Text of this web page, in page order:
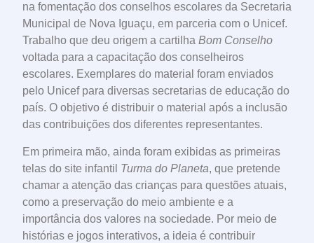
na fomentação dos conselhos escolares da Secretaria
Municipal de Nova Iguaçu, em parceria com o Unicef.
Trabalho que deu origem a cartilha Bom Conselho
voltada para a capacitação dos conselheiros
escolares. Exemplares do material foram enviados
pelo Unicef para diversas secretarias de educação do
país. O objetivo é distribuir o material após a inclusão
das contribuições dos diferentes representantes.
Em primeira mão, ainda foram exibidas as primeiras
telas do site infantil Turma do Planeta, que pretende
chamar a atenção das crianças para questões atuais,
como a preservação do meio ambiente e a
importância dos valores na sociedade. Por meio de
histórias e jogos interativos, a ideia é contribuir